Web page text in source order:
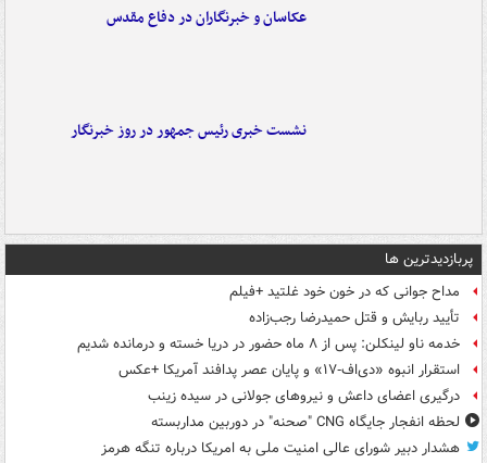
عکاسان و خبرنگاران در دفاع مقدس
نشست خبری رئیس جمهور در روز خبرنگار
پربازدیدترین ها
مداح جوانی که در خون خود غلتید +فیلم
تأیید ربایش و قتل حمیدرضا رجب‌زاده
خدمه ناو لینکلن: پس از ۸ ماه حضور در دریا خسته و درمانده‌ شدیم
استقرار انبوه «دی‌اف‑۱۷» و پایان عصر پدافند آمریکا +عکس
درگیری اعضای داعش و نیروهای جولانی در سیده زینب
لحظه انفجار جایگاه CNG "صحنه" در دوربین مداربسته
هشدار دبیر شورای عالی امنیت ملی به امریکا درباره تنگه هرمز